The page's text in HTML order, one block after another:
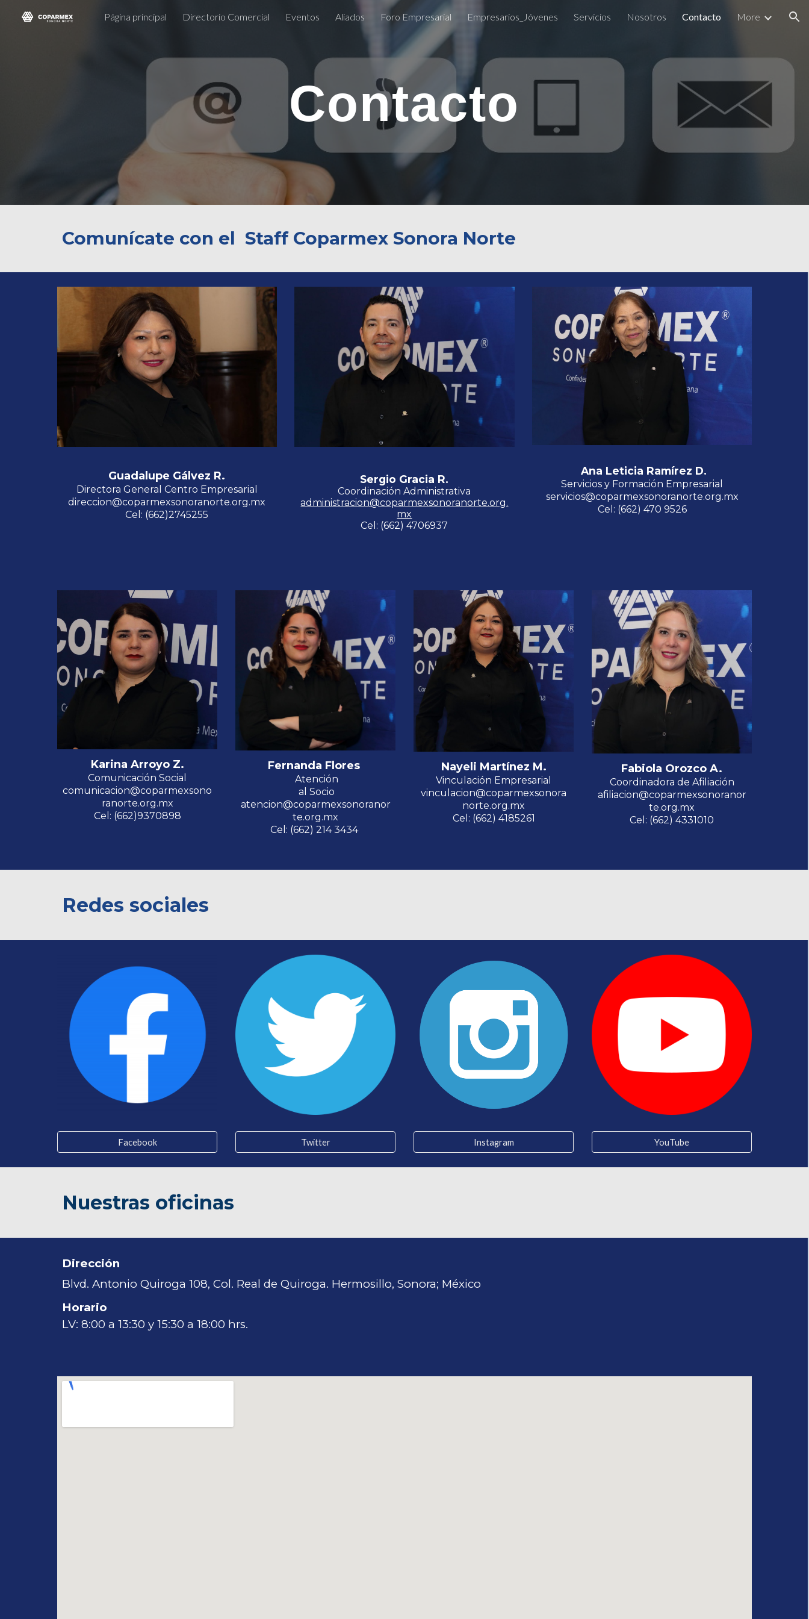
Skip to main content Skip to navigation
Página principal Directorio Comercial Eventos Aliados Foro Empresarial Empresarios_Jóvenes Servicios Nosotros Contacto More
Contacto
Comunícate con el Staff Coparmex Sonora Norte
Guadalupe Gálvez R.
Directora General Centro Empresarial
direccion@coparmexsonoranorte.org.mx
Cel: (662)2745255
Sergio Gracia R.
Coordinación Administrativa
administracion@coparmexsonoranorte.org.
mx
Cel: (662) 4706937
Ana Leticia Ramírez D.
Servicios y Formación Empresarial
servicios@coparmexsonoranorte.org.mx
Cel: (662) 470 9526
Karina Arroyo Z.
Comunicación Social
comunicacion@coparmexsono
ranorte.org.mx
Cel: (662)9370898
Fernanda Flores
Atención
al Socio
atencion@coparmexsonoranor
te.org.mx
Cel: (662) 214 3434
Nayeli Martínez M.
Vinculación Empresarial
vinculacion@coparmexsonora
norte.org.mx
Cel: (662) 4185261
Fabiola Orozco A.
Coordinadora de Afiliación
afiliacion@coparmexsonoranor
te.org.mx
Cel: (662) 4331010
Redes sociales
Facebook Twitter Instagram YouTube
Nuestras oficinas
Dirección
Blvd. Antonio Quiroga 108, Col. Real de Quiroga. Hermosillo, Sonora; México
Horario
LV: 8:00 a 13:30 y 15:30 a 18:00 hrs.